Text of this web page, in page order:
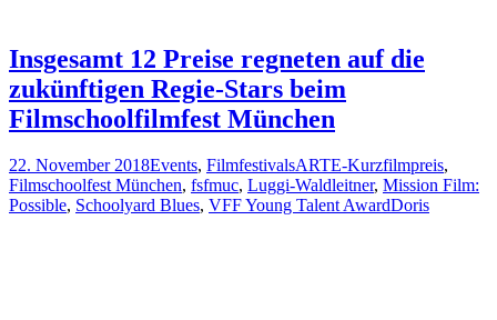
Insgesamt 12 Preise regneten auf die
zukünftigen Regie-Stars beim
Filmschoolfilmfest München
22. November 2018Events, FilmfestivalsARTE-Kurzfilmpreis,
Filmschoolfest München, fsfmuc, Luggi-Waldleitner, Mission Film:
Possible, Schoolyard Blues, VFF Young Talent AwardDoris